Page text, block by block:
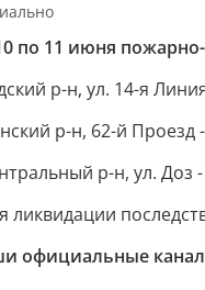
по 11 июня
р-н, ул. 14-я
р-н, 62-й Проезд
р-н, ул. Доз
ликвидации
официальные